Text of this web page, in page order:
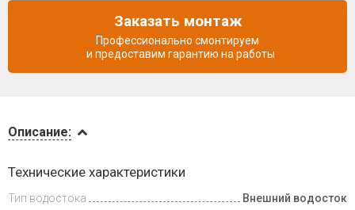
Доставка
Описание:
Технические характеристики
Тип водостока
Внешний водосток
Заказать монтаж
Профессионально смонтируем
и предоставим гарантию на работы